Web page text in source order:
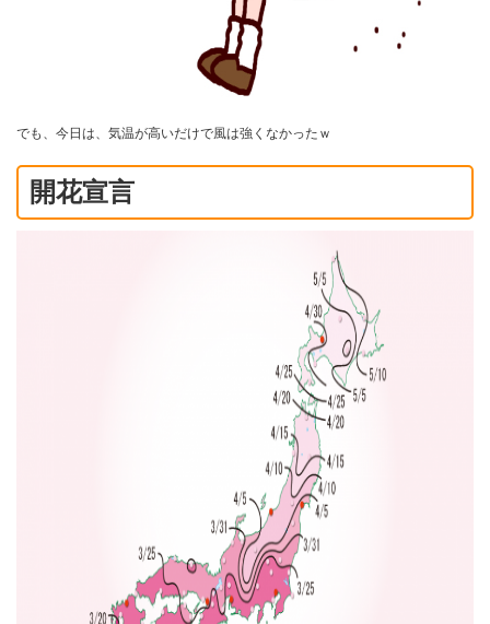
でも、今日は、気温が高いだけで風は強くなかったｗ
開花宣言